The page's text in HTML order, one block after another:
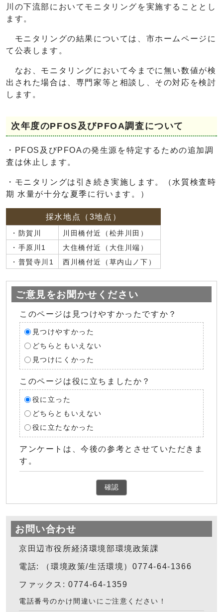
川の下流部においてモニタリングを実施することとし
ます。
モニタリングの結果については、市ホームページに
て公表します。
なお、モニタリングにおいて今までに無い数値が検
出された場合は、専門家等と相談し、その対応を検討
します。
次年度のPFOS及びPFOA調査について
・PFOS及びPFOAの発生源を特定するための追加調
査は休止します。
・モニタリングは引き続き実施します。（水質検査時
期 水量が十分な夏季に行います。）
採水地点（3地点）
・防賀川
川田橋付近（松井川田）
・手原川1
大住橋付近（大住川端）
・普賢寺川1
西川橋付近（草内山ノ下）
ご意見をお聞かせください
このページは見つけやすかったですか？
見つけやすかった
どちらともいえない
見つけにくかった
このページは役に立ちましたか？
役に立った
どちらともいえない
役に立たなかった
アンケートは、今後の参考とさせていただきま
す。
確認
お問い合わせ
京田辺市役所経済環境部環境政策課
電話: （環境政策/生活環境）0774-64-1366
ファックス: 0774-64-1359
電話番号のかけ間違いにご注意ください！